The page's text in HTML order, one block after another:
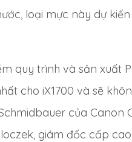
loại mực này dự
quy trình và sản xuất
cho iX1700 và sẽ
của
giám đốc cấp